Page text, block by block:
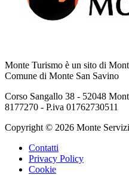
Monte Turismo è un sito di
Comune di Monte San Savino
Corso Sangallo 38 - 52048
8177270 - P.iva 01762730511
Copyright © 2026 Monte
Contatti
Privacy Policy
Cookie